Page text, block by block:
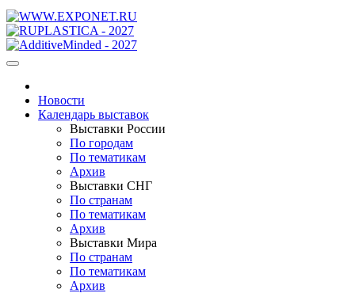
Новости
Календарь выставок
Выставки России
По городам
По тематикам
Архив
Выставки СНГ
По странам
По тематикам
Архив
Выставки Мира
По странам
По тематикам
Архив